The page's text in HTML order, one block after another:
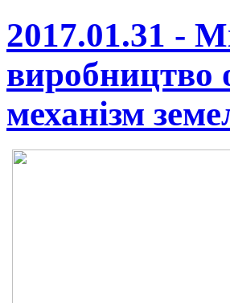
2017.01.31 -
виробництво
механізм